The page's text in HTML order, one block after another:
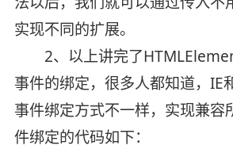
实现不同的扩展。
2、以上讲完了
事件的绑定，很多人都知道，IE
事件绑定方式不一样，实现兼容
件绑定的代码如下：